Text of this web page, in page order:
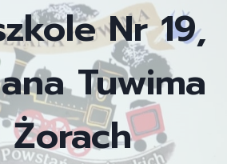
Nr 19,
Tuwima
Żorach